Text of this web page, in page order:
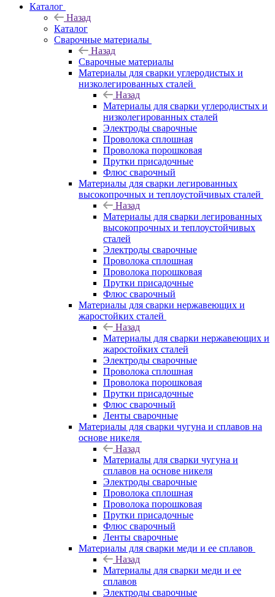
Каталог
Назад
Каталог
Сварочные материалы
Назад
Сварочные материалы
Материалы для сварки углеродистых и
низколегированных сталей
Назад
Материалы для сварки углеродистых и
низколегированных сталей
Электроды сварочные
Проволока сплошная
Проволока порошковая
Прутки присадочные
Флюс сварочный
Материалы для сварки легированных
высокопрочных и теплоустойчивых сталей
Назад
Материалы для сварки легированных
высокопрочных и теплоустойчивых
сталей
Электроды сварочные
Проволока сплошная
Проволока порошковая
Прутки присадочные
Флюс сварочный
Материалы для сварки нержавеющих и
жаростойких сталей
Назад
Материалы для сварки нержавеющих и
жаростойких сталей
Электроды сварочные
Проволока сплошная
Проволока порошковая
Прутки присадочные
Флюс сварочный
Ленты сварочные
Материалы для сварки чугуна и сплавов на
основе никеля
Назад
Материалы для сварки чугуна и
сплавов на основе никеля
Электроды сварочные
Проволока сплошная
Проволока порошковая
Прутки присадочные
Флюс сварочный
Ленты сварочные
Материалы для сварки меди и ее сплавов
Назад
Материалы для сварки меди и ее
сплавов
Электроды сварочные